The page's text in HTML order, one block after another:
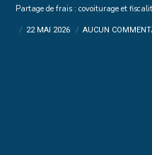
Partage de frais : covoiturage et
22 MAI 2026 AUCUN